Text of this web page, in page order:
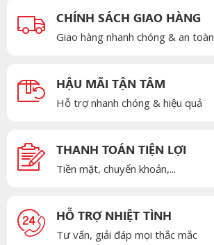
CHÍNH SÁCH GIAO HÀNG
Giao hàng nhanh chóng & an toàn
HẬU MÃI TẬN TÂM
Hỗ trợ nhanh chóng & hiệu quả
THANH TOÁN TIỆN LỢI
Tiền mặt, chuyển khoản,...
HỖ TRỢ NHIỆT TÌNH
Tư vấn, giải đáp mọi thắc mắc